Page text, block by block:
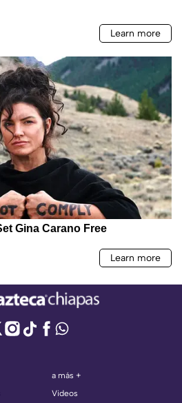
a más +
Videos